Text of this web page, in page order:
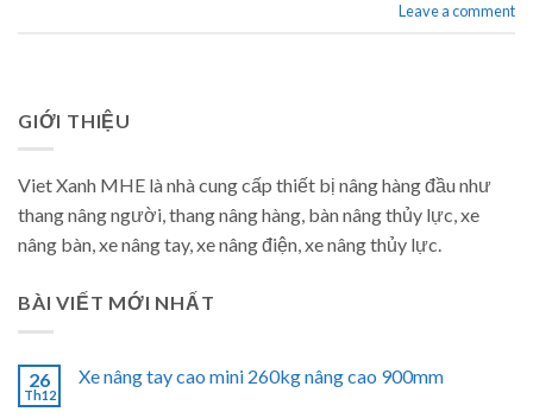
Leave a comment
GIỚI THIỆU
Viet Xanh MHE là nhà cung cấp thiết bị nâng hàng đầu như
thang nâng người, thang nâng hàng, bàn nâng thủy lực, xe
nâng bàn, xe nâng tay, xe nâng điện, xe nâng thủy lực.
BÀI VIẾT MỚI NHẤT
26
Th12
Xe nâng tay cao mini 260kg nâng cao 900mm